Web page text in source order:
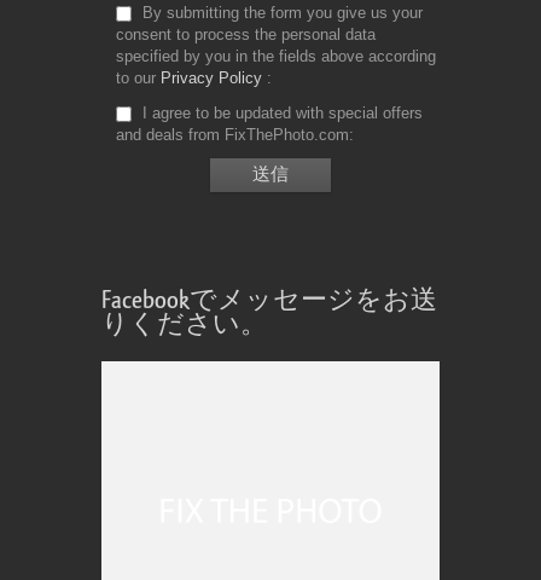
By submitting the form you give us your
consent to process the personal data
specified by you in the fields above according
to our Privacy Policy
I agree to be updated with special offers
and deals from FixThePhoto.com
Facebookでメッセージをお送
りください。